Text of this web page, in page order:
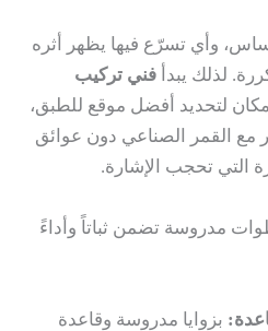
وأي تسرّع فيها يظهر أثره
لذلك يبدأ فني تركيب
لتحديد أفضل موقع للطبق،
القمر الصناعي دون عوائق
التي تحجب الإشارة.
مدروسة تضمن ثباتاً وأداءً
بزوايا مدروسة وقاعدة